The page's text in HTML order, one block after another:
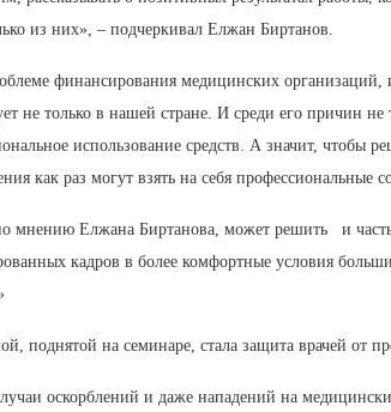
из них», – подчеркивал Елжан Биртанов.
финансирования медицинских организаций,
не только в нашей стране. И среди его причин
использование средств. А значит, чтобы
как раз могут взять на себя профессиональные
мнению Елжана Биртанова, может решить и часть
кадров в более комфортные условия
поднятой на семинаре, стала защита врачей от
оскорблений и даже нападений на